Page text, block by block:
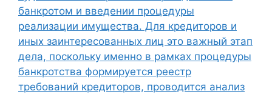
банкротом и введении процедуры
реализации имущества. Для кредиторов и
иных заинтересованных лиц это важный этап
дела, поскольку именно в рамках процедуры
банкротства формируется реестр
требований кредиторов, проводится анализ